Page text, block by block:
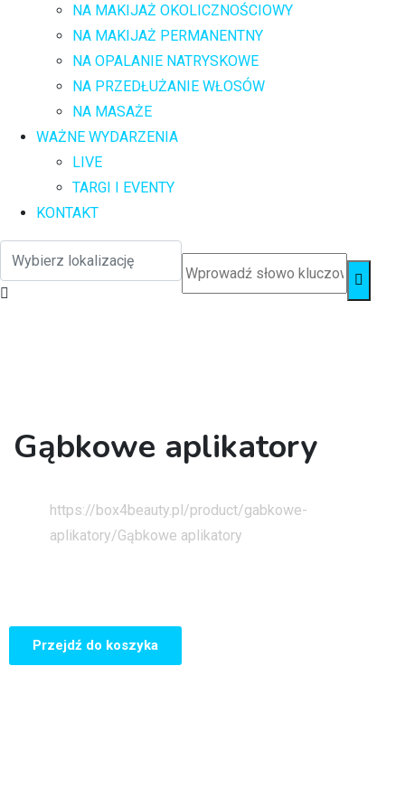
NA MAKIJAŻ OKOLICZNOŚCIOWY
NA MAKIJAŻ PERMANENTNY
NA OPALANIE NATRYSKOWE
NA PRZEDŁUŻANIE WŁOSÓW
NA MASAŻE
WAŻNE WYDARZENIA
LIVE
TARGI I EVENTY
KONTAKT
Gąbkowe aplikatory
https://box4beauty.pl/product/gabkowe-
aplikatory/Gąbkowe aplikatory
Przejdź do koszyka